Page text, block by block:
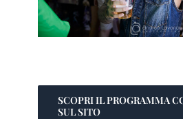
SCOPRI IL PROGRAMMA
SUL SITO